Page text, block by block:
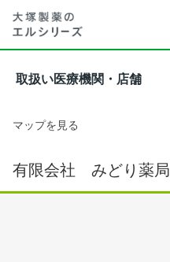
取扱い医療機関・店舗
マップを見る
有限会社 みどり薬局